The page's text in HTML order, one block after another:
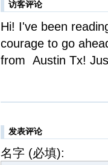
访客评论
Hi! I've been
courage to go
from Austin Tx!
发表评论
名字 (必填):